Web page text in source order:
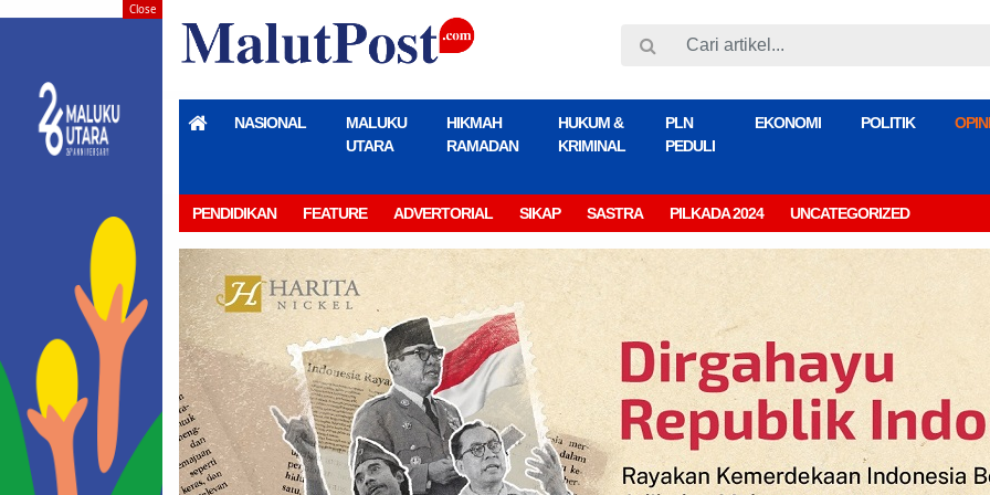
NASIONAL
MALUKU
UTARA
HIKMAH
RAMADAN
HUKUM &
KRIMINAL
PLN
PEDULI
EKONOMI POLITIK OPINI
PENDIDIKAN FEATURE ADVERTORIAL SIKAP SASTRA PILKADA 2024 UNCATEGORIZED
Close